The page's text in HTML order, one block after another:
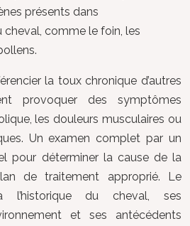
présents dans
cheval, comme le foin, les
la toux chronique d’autres
provoquer des symptômes
les douleurs musculaires ou
Un examen complet par un
pour déterminer la cause de la
de traitement approprié. Le
l’historique du cheval, ses
et ses antécédents